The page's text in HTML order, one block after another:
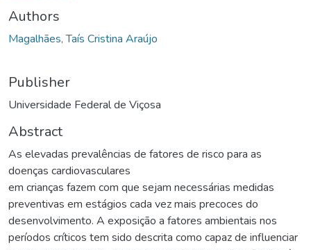
Authors
Magalhães, Taís Cristina Araújo
Publisher
Universidade Federal de Viçosa
Abstract
As elevadas prevalências de fatores de risco para as
doenças cardiovasculares
em crianças fazem com que sejam necessárias medidas
preventivas em estágios cada vez mais precoces do
desenvolvimento. A exposição a fatores ambientais nos
períodos críticos tem sido descrita como capaz de influenciar